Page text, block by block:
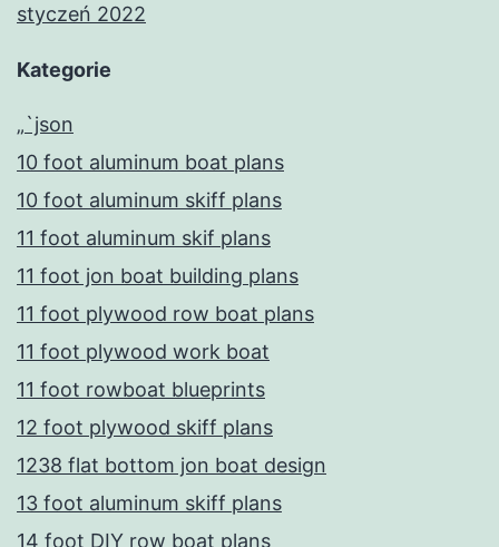
styczeń 2022
Kategorie
„`json
10 foot aluminum boat plans
10 foot aluminum skiff plans
11 foot aluminum skif plans
11 foot jon boat building plans
11 foot plywood row boat plans
11 foot plywood work boat
11 foot rowboat blueprints
12 foot plywood skiff plans
1238 flat bottom jon boat design
13 foot aluminum skiff plans
14 foot DIY row boat plans